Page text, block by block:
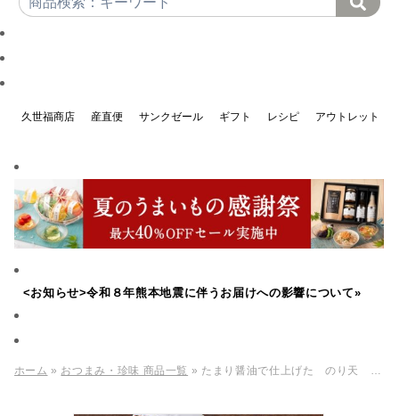
久世福商店 産直便 サンクゼール ギフト レシピ アウトレット
<お知らせ>令和８年熊本地震に伴うお届けへの影響について»
ホーム » おつまみ・珍味 商品一覧 » たまり醤油で仕上げた のり天 57g